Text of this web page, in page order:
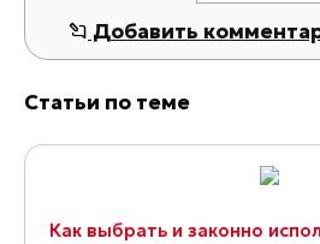
Добавить
Статьи по теме
Как выбрать и законно